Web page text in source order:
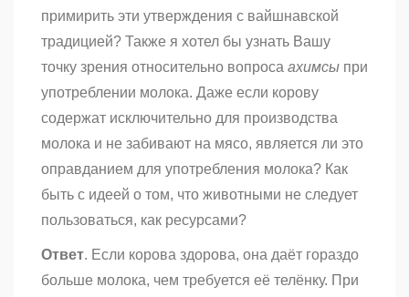
примирить эти утверждения с вайшнавской
традицией? Также я хотел бы узнать Вашу
точку зрения относительно вопроса ахимсы при
употреблении молока. Даже если корову
содержат исключительно для производства
молока и не забивают на мясо, является ли это
оправданием для употребления молока? Как
быть с идеей о том, что животными не следует
пользоваться, как ресурсами?
Ответ. Если корова здорова, она даёт гораздо
больше молока, чем требуется её телёнку. При